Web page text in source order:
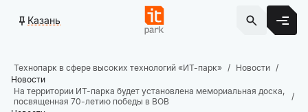
Казань
Технопарк в сфере высоких технологий «ИТ-парк»
Новости
Новости
На территории ИТ-парка будет установлена мемориальная доска,
посвященная 70-летию победы в ВОВ